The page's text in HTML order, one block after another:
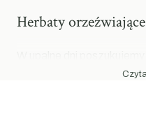
Herbaty orzeźwiające
pragnienie, ale również